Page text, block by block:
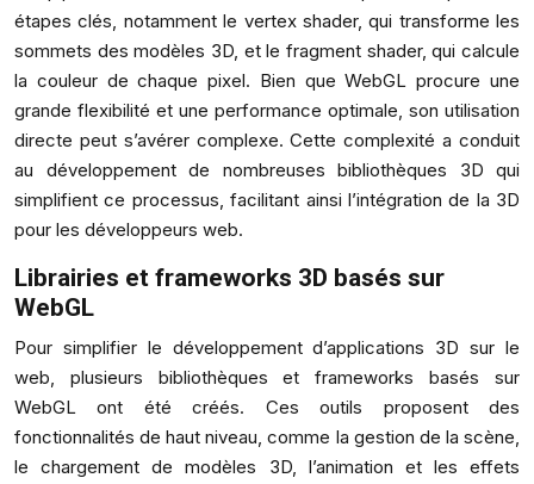
étapes clés, notamment le vertex shader, qui transforme les
sommets des modèles 3D, et le fragment shader, qui calcule
la couleur de chaque pixel. Bien que WebGL procure une
grande flexibilité et une performance optimale, son utilisation
directe peut s’avérer complexe. Cette complexité a conduit
au développement de nombreuses bibliothèques 3D qui
simplifient ce processus, facilitant ainsi l’intégration de la 3D
pour les développeurs web.
Librairies et frameworks 3D basés sur
WebGL
Pour simplifier le développement d’applications 3D sur le
web, plusieurs bibliothèques et frameworks basés sur
WebGL ont été créés. Ces outils proposent des
fonctionnalités de haut niveau, comme la gestion de la scène,
le chargement de modèles 3D, l’animation et les effets